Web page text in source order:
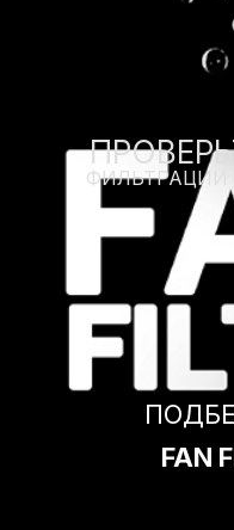
ФИЛЬТРАЦИИ
FAN